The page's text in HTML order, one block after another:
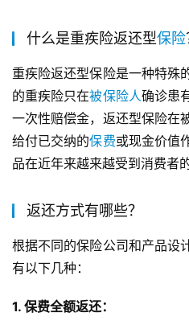
什么是重疾险返还型保险
重疾险返还型保险是一种特殊
的重疾险只在被保险人确诊患
一次性赔偿金，返还型保险在
给付已交纳的保费或现金价值
品在近年来越来越受到消费者
返还方式有哪些？
根据不同的保险公司和产品设
有以下几种：
1. 保费全额返还：